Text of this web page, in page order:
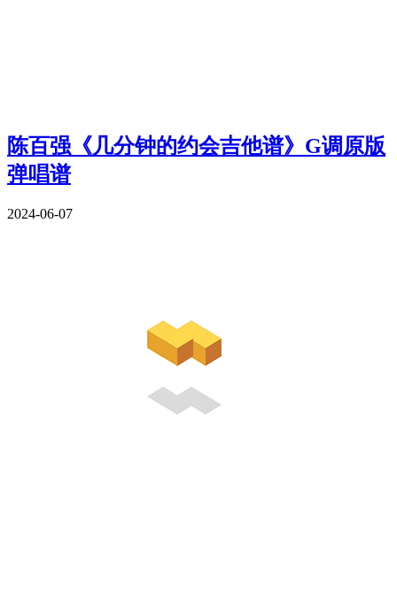
陈百强《几分钟的约会吉他谱》G调原版
弹唱谱
2024-06-07